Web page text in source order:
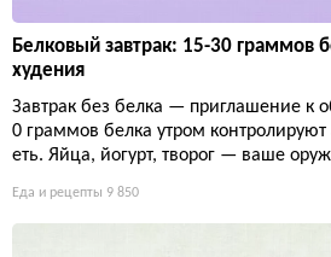
Белковый завтрак: 15-30 граммов
худения
Завтрак без белка — приглашение к
0 граммов белка утром
еть. Яйца, йогурт, творог — ваше
Еда и рецепты 9 850